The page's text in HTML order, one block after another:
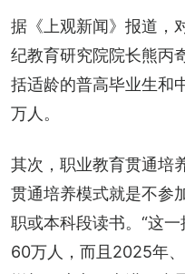
据《上观新闻》报道，
纪教育研究院院长熊丙
括适龄的普高毕业生和
万人。
其次，职业教育贯通培
贯通培养模式就是不参
职或本科段读书。“这
60万人，而且2025年